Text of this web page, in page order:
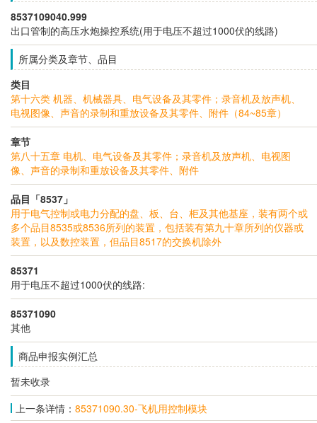
8537109040.999
出口管制的高压水炮操控系统(用于电压不超过1000伏的线路)
所属分类及章节、品目
类目
第十六类 机器、机械器具、电气设备及其零件；录音机及放声机、
电视图像、声音的录制和重放设备及其零件、附件（84~85章）
章节
第八十五章 电机、电气设备及其零件；录音机及放声机、电视图
像、声音的录制和重放设备及其零件、附件
品目「8537」
用于电气控制或电力分配的盘、板、台、柜及其他基座，装有两个或
多个品目8535或8536所列的装置，包括装有第九十章所列的仪器或
装置，以及数控装置，但品目8517的交换机除外
85371
用于电压不超过1000伏的线路:
85371090
其他
商品申报实例汇总
暂未收录
上一条详情： 85371090.30-飞机用控制模块